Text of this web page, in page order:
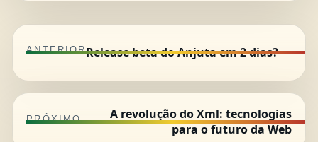
ANTERIORRelease beta do Anjuta em 2 dias?
PRÓXIMO
A revolução do Xml: tecnologias
para o futuro da Web